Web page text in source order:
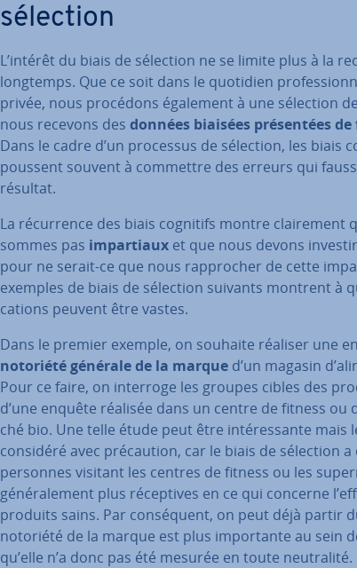
sélection
L’intérêt du biais de sélection ne se limite plus à la
longtemps. Que ce soit dans le quotidien
privée, nous procédons également à une sélection
nous recevons des données biaisées pré­sen­tées
Dans le cadre d’un processus de sélection, les biais
poussent souvent à commettre des erreurs qui
résultat.
La ré­cur­rence des biais cognitifs montre clai­re­ment
sommes pas im­par­tiaux et que nous devons
pour ne serait-ce que nous rap­pro­cher de cette
exemples de biais de sélection suivants montrent à
ca­tions peuvent être vastes.
Dans le premier exemple, on souhaite réaliser une
notoriété générale de la marque d’un magasin
Pour ce faire, on interroge les groupes cibles des
d’une enquête réalisée dans un centre de fitness
ché bio. Une telle étude peut être in­té­res­sante mais
considéré avec pré­cau­tion, car le biais de sélection a
personnes visitant les centres de fitness ou les
gé­né­ra­le­ment plus ré­cep­tives en ce qui concerne
produits sains. Par con­sé­quent, on peut déjà partir
notoriété de la marque est plus im­por­tante au sein
qu’elle n’a donc pas été mesurée en toute neu­tra­lité.